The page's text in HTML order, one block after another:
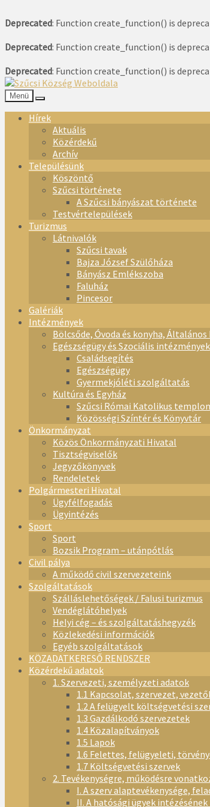
Deprecated: Function create_function() is
Deprecated: Function create_function() is
Deprecated: Function create_function() is
Menü
Hírek
Aktuális
Közérdekű
Archív
Településünk
Köszöntő
Szűcsi története
A Szűcsi bányászat története
Testvértelepülések
Turizmus
Látnivalók
Szűcsi tavak
Bajza József Szülőháza
Bányász Emlékszoba
Faluház
Pincesor
Galériák
Intézmények
Bölcsőde, Óvoda és konyha, Általános
Egészségügy és Szociális intézmények
Családsegítés
Egészségügy
Gyermekjóléti szolgáltatás
Kultúra és Egyház
Szűcsi Római Katolikus
Közösségi Színtér és Könyvtár
Önkormányzat
Közös Önkormányzati Hivatal
Tisztségviselők
Jegyzőkönyvek
Rendeletek
Polgármesteri Hivatal
Ügyfélfogadás
Ügyintézés
Sport
Sport
Bozsik Program – utánpótlás
Civil pálya
A működő civil szervezeteink
Szolgáltatások
Szálláslehetőségek / Falusi turizmus
Vendéglátóhelyek
Helyi cég – és szolgáltatáshegyzék
Közlekedési információk
Egyéb szolgáltatások
KÖZADATKERESŐ RENDSZER
Közérdekű adatok
1. Szervezeti, személyzeti adatok
1.1 Kapcsolat, szervezet,
1.2 A felügyelt költségvetési
1.3 Gazdálkodó szervezetek
1.4 Közalapítványok
1.5 Lapok
1.6 Felettes, felügyeleti,
1.7 Költségvetési szervek
2. Tevékenységre, működésre
I. A szerv alaptevékenysége,
II. A hatósági ügyek